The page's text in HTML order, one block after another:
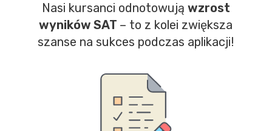
Nasi kursanci odnotowują wzrost
wyników SAT – to z kolei zwiększa
szanse na sukces podczas aplikacji!